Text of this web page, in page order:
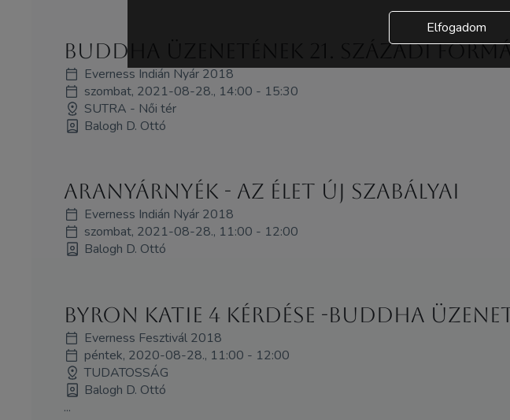
Buddha üzenetének 21. századi
Everness Indián Nyár 2018
szombat, 2021-08-28., 14:00 - 15:30
SUTRA - Női tér
Balogh D. Ottó
Aranyárnyék - az élet új szabályai
Everness Indián Nyár 2018
szombat, 2021-08-28., 11:00 - 12:00
Balogh D. Ottó
Byron Katie 4 kérdése -Buddha
Everness Fesztivál 2018
péntek, 2020-08-28., 11:00 - 12:00
TUDATOSSÁG
Balogh D. Ottó
...
Elfogadom